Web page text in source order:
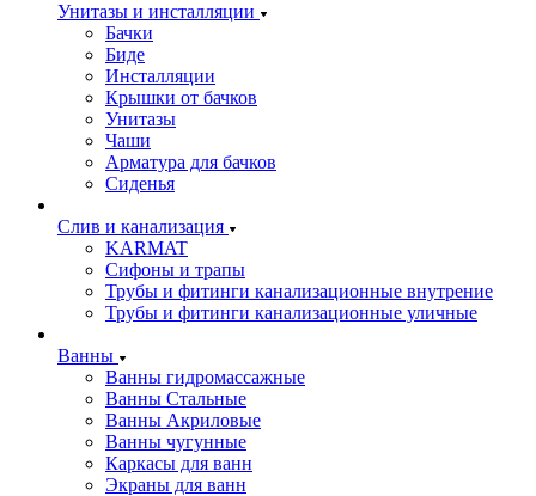
Унитазы и инсталляции
Бачки
Биде
Инсталляции
Крышки от бачков
Унитазы
Чаши
Арматура для бачков
Сиденья
Слив и канализация
KARMAT
Сифоны и трапы
Трубы и фитинги канализационные внутрение
Трубы и фитинги канализационные уличные
Ванны
Ванны гидромассажные
Ванны Стальные
Ванны Акриловые
Ванны чугунные
Каркасы для ванн
Экраны для ванн